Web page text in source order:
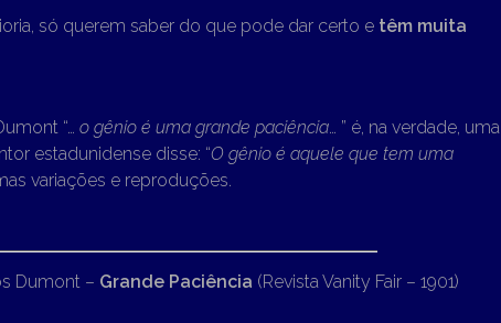
só querem saber do que pode dar certo e têm muita
“… o gênio é uma grande paciência… ” é, na verdade, uma
estadunidense disse: “O gênio é aquele que tem uma
variações e reproduções.
Dumont – Grande Paciência (Revista Vanity Fair – 1901)